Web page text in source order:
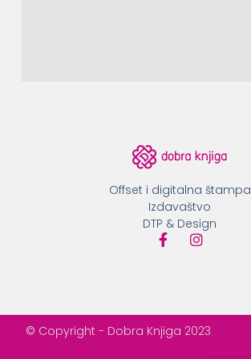
Offset i digitalna štampa
Izdavaštvo
DTP & Design
© Copyright - Dobra Knjiga 2023